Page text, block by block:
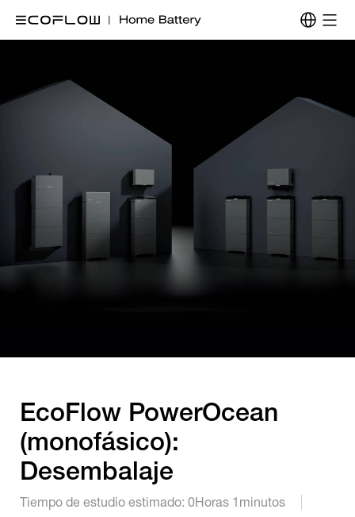
EcoFlow PowerOcean
(monofásico):
Desembalaje
Tiempo de estudio estimado: 0Horas 1 minutos